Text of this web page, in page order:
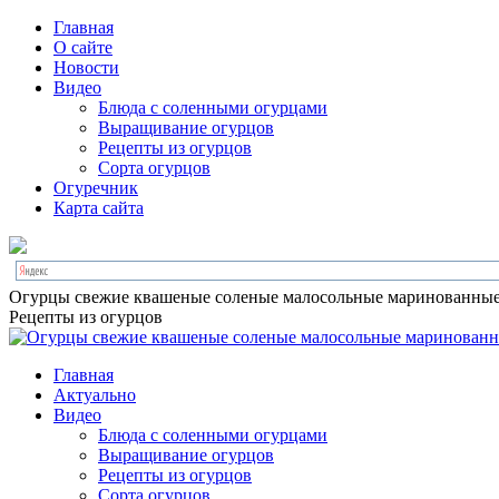
Главная
О сайте
Новости
Видео
Блюда с соленными огурцами
Выращивание огурцов
Рецепты из огурцов
Сорта огурцов
Огуречник
Карта сайта
Огурцы свежие квашеные соленые малосольные
Рецепты из огурцов
Главная
Актуально
Видео
Блюда с соленными огурцами
Выращивание огурцов
Рецепты из огурцов
Сорта огурцов